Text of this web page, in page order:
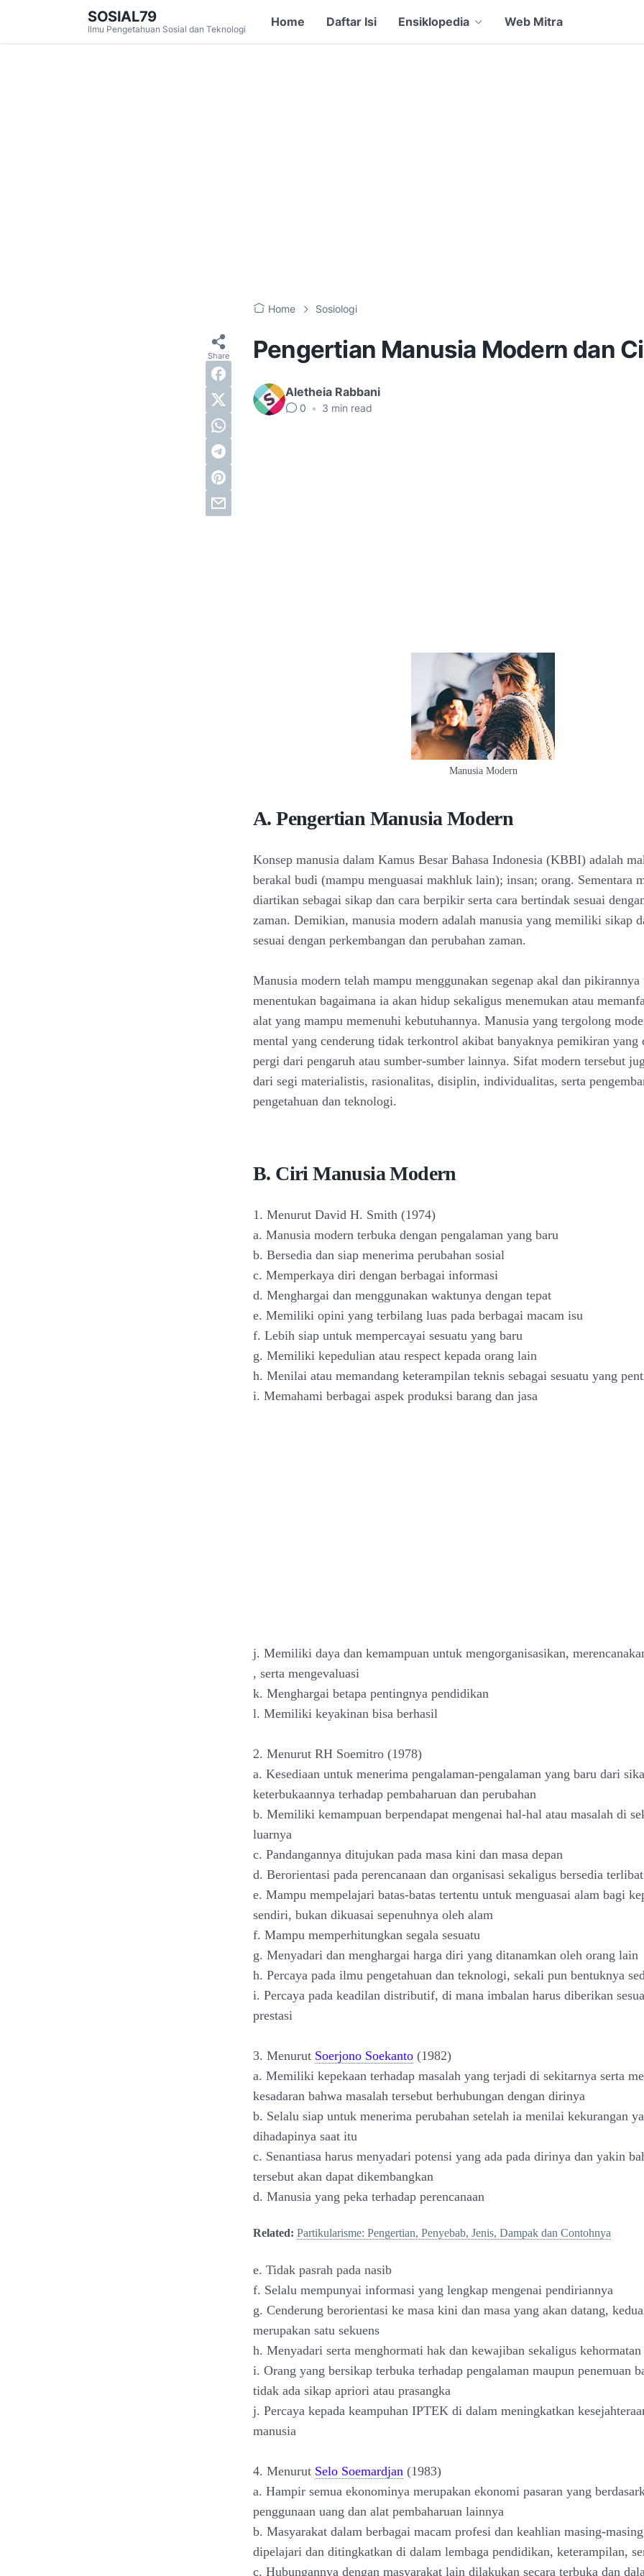
SOSIAL79
Ilmu Pengetahuan Sosial dan Teknologi
Home Daftar Isi Ensiklopedia Web Mitra
Home Sosiologi
Pengertian Manusia Modern dan
Aletheia Rabbani
0 • 3 min read
Manusia Modern
A. Pengertian Manusia Modern
Konsep manusia dalam Kamus Besar Bahasa Indonesia (KBBI) adalah
berakal budi (mampu menguasai makhluk lain); insan; orang. Sementara
diartikan sebagai sikap dan cara berpikir serta cara bertindak sesuai
zaman. Demikian, manusia modern adalah manusia yang memiliki sikap
sesuai dengan perkembangan dan perubahan zaman.
Manusia modern telah mampu menggunakan segenap akal dan pikirannya
menentukan bagaimana ia akan hidup sekaligus menemukan atau
alat yang mampu memenuhi kebutuhannya. Manusia yang tergolong
mental yang cenderung tidak terkontrol akibat banyaknya pemikiran yang
pergi dari pengaruh atau sumber-sumber lainnya. Sifat modern tersebut
dari segi materialistis, rasionalitas, disiplin, individualitas, serta
pengetahuan dan teknologi.
B. Ciri Manusia Modern
1. Menurut David H. Smith (1974)
a. Manusia modern terbuka dengan pengalaman yang baru
b. Bersedia dan siap menerima perubahan sosial
c. Memperkaya diri dengan berbagai informasi
d. Menghargai dan menggunakan waktunya dengan tepat
e. Memiliki opini yang terbilang luas pada berbagai macam isu
f. Lebih siap untuk mempercayai sesuatu yang baru
g. Memiliki kepedulian atau respect kepada orang lain
h. Menilai atau memandang keterampilan teknis sebagai sesuatu yang
i. Memahami berbagai aspek produksi barang dan jasa
j. Memiliki daya dan kemampuan untuk mengorganisasikan,
, serta mengevaluasi
k. Menghargai betapa pentingnya pendidikan
l. Memiliki keyakinan bisa berhasil
2. Menurut RH Soemitro (1978)
a. Kesediaan untuk menerima pengalaman-pengalaman yang baru dari
keterbukaannya terhadap pembaharuan dan perubahan
b. Memiliki kemampuan berpendapat mengenai hal-hal atau masalah di
luarnya
c. Pandangannya ditujukan pada masa kini dan masa depan
d. Berorientasi pada perencanaan dan organisasi sekaligus bersedia
e. Mampu mempelajari batas-batas tertentu untuk menguasai alam bagi
sendiri, bukan dikuasai sepenuhnya oleh alam
f. Mampu memperhitungkan segala sesuatu
g. Menyadari dan menghargai harga diri yang ditanamkan oleh orang lain
h. Percaya pada ilmu pengetahuan dan teknologi, sekali pun bentuknya
i. Percaya pada keadilan distributif, di mana imbalan harus diberikan
prestasi
3. Menurut Soerjono Soekanto (1982)
a. Memiliki kepekaan terhadap masalah yang terjadi di sekitarnya serta
kesadaran bahwa masalah tersebut berhubungan dengan dirinya
b. Selalu siap untuk menerima perubahan setelah ia menilai kekurangan
dihadapinya saat itu
c. Senantiasa harus menyadari potensi yang ada pada dirinya dan yakin
tersebut akan dapat dikembangkan
d. Manusia yang peka terhadap perencanaan
Related: Partikularisme: Pengertian, Penyebab, Jenis, Dampak dan Contohnya
e. Tidak pasrah pada nasib
f. Selalu mempunyai informasi yang lengkap mengenai pendiriannya
g. Cenderung berorientasi ke masa kini dan masa yang akan datang,
merupakan satu sekuens
h. Menyadari serta menghormati hak dan kewajiban sekaligus
i. Orang yang bersikap terbuka terhadap pengalaman maupun penemuan
tidak ada sikap apriori atau prasangka
j. Percaya kepada keampuhan IPTEK di dalam meningkatkan
manusia
4. Menurut Selo Soemardjan (1983)
a. Hampir semua ekonominya merupakan ekonomi pasaran yang
penggunaan uang dan alat pembaharuan lainnya
b. Masyarakat dalam berbagai macam profesi dan keahlian masing-
dipelajari dan ditingkatkan di dalam lembaga pendidikan, keterampilan,
c. Hubungannya dengan masyarakat lain dilakukan secara terbuka dan